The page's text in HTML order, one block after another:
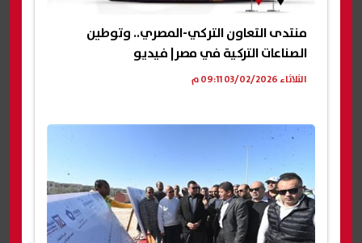
منتدى التعاون التركي-المصري.. وتوطين
الصناعات التركية في مصر| فيديو
الثلاثاء 03/02/2026 09:11 م